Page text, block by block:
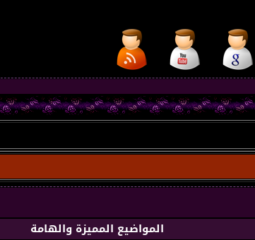
المواضيع المميزة والهامة